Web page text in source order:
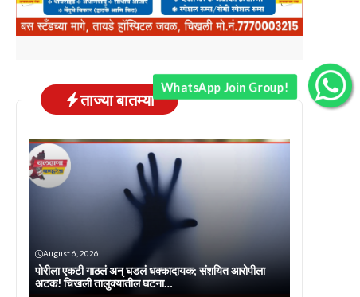
ताज्या बातम्या
August 6, 2026
पोरीला एकटी गाठलं अन् घडलं धक्कादायक; संशयित आरोपीला
अटक! चिखली तालुक्यातील घटना…
WhatsApp Join Group!